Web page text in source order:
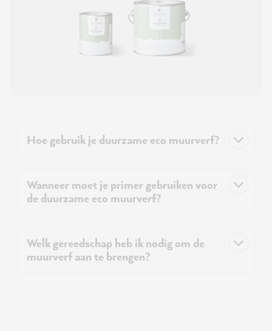
Hoe gebruik je duurzame eco muurverf?
Wanneer moet je primer gebruiken voor
de duurzame eco muurverf?
Welk gereedschap heb ik nodig om de
muurverf aan te brengen?